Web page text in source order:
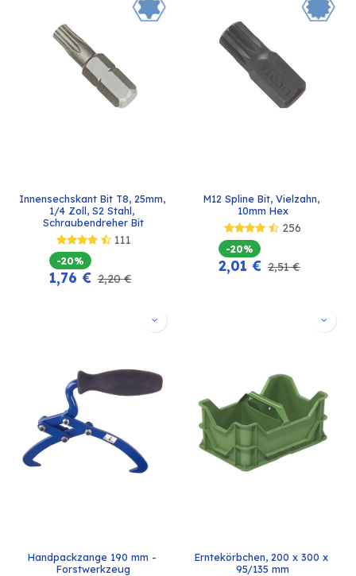
Innensechskant Bit T8, 25mm,
1/4 Zoll, S2 Stahl,
Schraubendreher Bit
111
-20%
1,76 € 2,20€
M12 Spline Bit, Vielzahn,
10mm Hex
256
-20%
2,01 € 2,51€
Handpackzange 190 mm -
Forstwerkzeug
Erntekörbchen, 200 x 300 x
95/135 mm